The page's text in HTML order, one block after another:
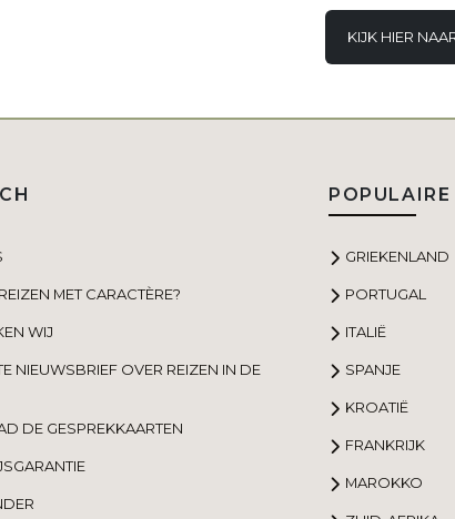
KIJK HIER
MET CARACTÈRE?
WIJ
NIEUWSBRIEF OVER REIZEN IN DE
DE GESPREKKAARTEN
GRIEKENLAND
PORTUGAL
ITALIË
SPANJE
KROATIË
FRANKRIJK
MAROKKO